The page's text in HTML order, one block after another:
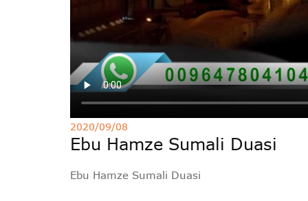
2020/09/08
Ebu Hamze Sumali Duasi
Ebu Hamze Sumali Duasi